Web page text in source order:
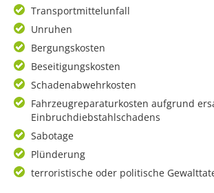
Transportmittelunfall
Unruhen
Bergungskosten
Beseitigungskosten
Schadenabwehrkosten
Fahrzeugreparaturkosten aufgrund
Einbruchdiebstahlschadens
Sabotage
Plünderung
terroristische oder politische